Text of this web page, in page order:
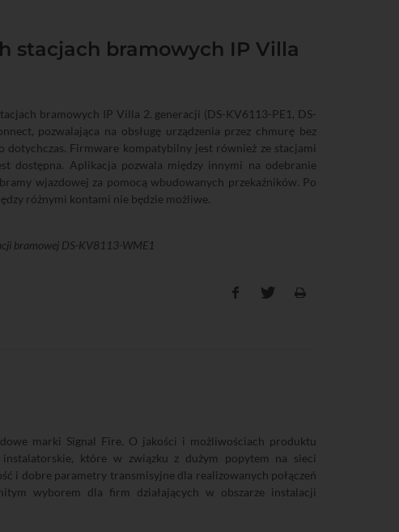
stacjach bramowych IP Villa
bramowych IP Villa 2. generacji (DS-KV6113-PE1, DS-
pozwalająca na obsługę urządzenia przez chmurę bez
Firmware kompatybilny jest również ze stacjami
dostępna. Aplikacja pozwala między innymi na odebranie
wjazdowej za pomocą wbudowanych przekaźników. Po
różnymi kontami nie będzie możliwe.
bramowej DS-KV8113-WME1
marki Signal Fire. O jakości i możliwościach produktu
które w związku z dużym popytem na sieci
i dobre parametry transmisyjne dla realizowanych połączeń
wyborem dla firm działających w obszarze instalacji